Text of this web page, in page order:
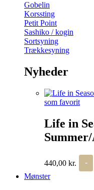
Gobelin
Korssting
Petit Point
Sashiko / kogin
Sortsyning
Trækkesyning
Nyheder
som favorit
Life in
440,00 kr. -
Mønster